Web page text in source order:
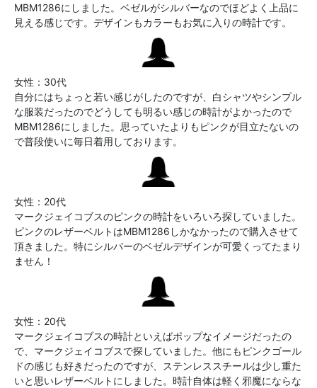
MBM1286にしました。ベゼルがシルバーなのでほどよく上品に
見える感じです。デザインもカラーもお気に入りの時計です。
女性：30代
自分にはちょっと若い感じがしたのですが、白シャツやシンプル
な服装だったのでどうしても明るい感じの時計がよかったので
MBM1286にしました。思っていたよりもピンクが目立たないの
で普段使いに毎日着用しております。
女性：20代
マークジェイコブスのピンクの時計をいろいろ探していました。
ピンクのレザーベルトはMBM1286しかなかったので購入させて
頂きました。特にシルバーのベゼルデザインが可愛くってたまり
ません！
女性：20代
マークジェイコブスの時計といえばポップなイメージだったの
で、マークジェイコブスで探していました。他にもピンクゴール
ドの感じも好きだったのですが、ステンレススチールは少し重た
いと思いレザーベルトにしました。時計自体は軽く邪魔にならな